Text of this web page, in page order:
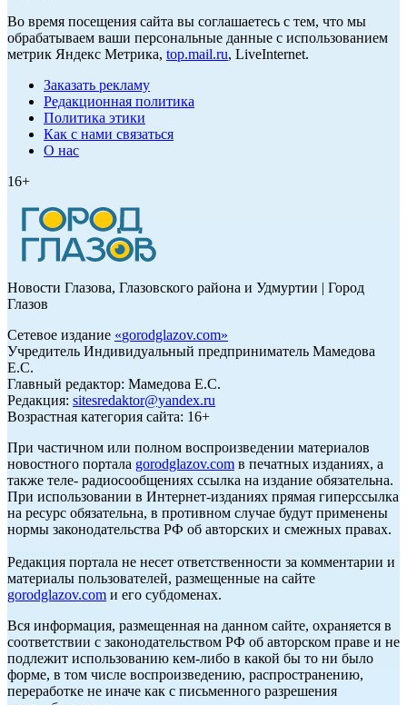
Во время посещения сайта вы соглашаетесь с тем, что мы
обрабатываем ваши персональные данные с использованием
метрик Яндекс Метрика, top.mail.ru, LiveInternet.
Заказать рекламу
Редакционная политика
Политика этики
Как с нами связаться
О нас
16+
Новости Глазова, Глазовского района и Удмуртии | Город
Глазов
Сетевое издание «gorodglazov.com»
Учредитель Индивидуальный предприниматель Мамедова
Е.С.
Главный редактор: Мамедова Е.С.
Редакция: sitesredaktor@yandex.ru
Возрастная категория сайта: 16+
При частичном или полном воспроизведении материалов
новостного портала gorodglazov.com в печатных изданиях, а
также теле- радиосообщениях ссылка на издание обязательна.
При использовании в Интернет-изданиях прямая гиперссылка
на ресурс обязательна, в противном случае будут применены
нормы законодательства РФ об авторских и смежных правах.
Редакция портала не несет ответственности за комментарии и
материалы пользователей, размещенные на сайте
gorodglazov.com и его субдоменах.
Вся информация, размещенная на данном сайте, охраняется в
соответствии с законодательством РФ об авторском праве и не
подлежит использованию кем-либо в какой бы то ни было
форме, в том числе воспроизведению, распространению,
переработке не иначе как с письменного разрешения